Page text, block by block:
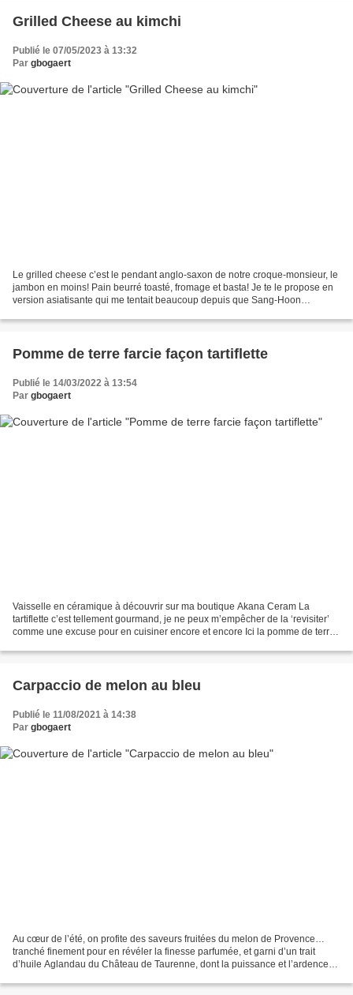
Grilled Cheese au kimchi
Publié le 07/05/2023 à 13:32
Par gbogaert
Le grilled cheese c’est le pendant anglo-saxon de notre croque-monsieur, le
jambon en moins! Pain beurré toasté, fromage et basta! Je te le propose en
version asiatisante qui me tentait beaucoup depuis que Sang-Hoon
Pomme de terre farcie façon tartiflette
Publié le 14/03/2022 à 13:54
Par gbogaert
Vaisselle en céramique à découvrir sur ma boutique Akana Ceram La
tartiflette c’est tellement gourmand, je ne peux m’empêcher de la ‘revisiter’
comme une excuse pour en cuisiner encore et encore Ici la pomme de terre
Carpaccio de melon au bleu
Publié le 11/08/2021 à 14:38
Par gbogaert
Au cœur de l’été, on profite des saveurs fruitées du melon de Provence…
tranché finement pour en révéler la finesse parfumée, et garni d’un trait
d’huile Aglandau du Château de Taurenne, dont la puissance et l’ardence